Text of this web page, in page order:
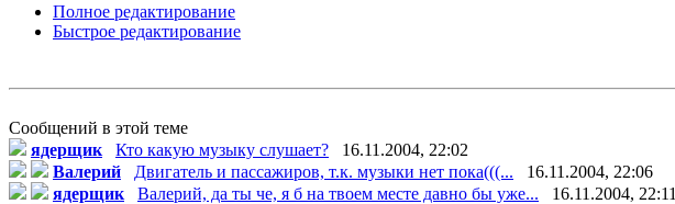
Полное редактирование
Быстрое редактирование
Сообщений в этой теме
ядерщик
Кто какую музыку слушает?
16.11.2004, 22:02
Валерий
Двигатель и пассажиров, т.к. музыки нет пока(((...
16.11.2004, 22:06
ядерщик
Валерий, да ты че, я б на твоем месте давно бы уже...
16.11.2004, 22:11